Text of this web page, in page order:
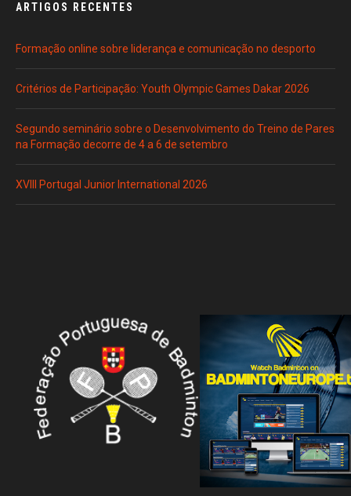
ARTIGOS RECENTES
Formação online sobre liderança e comunicação no desporto
Critérios de Participação: Youth Olympic Games Dakar 2026
Segundo seminário sobre o Desenvolvimento do Treino de Pares
na Formação decorre de 4 a 6 de setembro
XVIII Portugal Junior International 2026